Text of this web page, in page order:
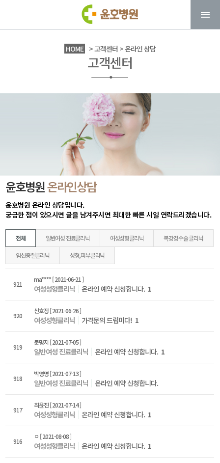
HOME > 고객센터 > 온라인 상담
고객센터
윤호병원온라인상담
윤호병원 온라인 상담입니다.
궁금한 점이 있으시면 글을 남겨주시면 최대한 빠른 시일 연락드리겠습니다.
전체 일반여성 진료클리닉 여성성형클리닉 복강경수술 클리닉
임신중절클리닉 성형,피부클리닉
921
ma****[ 2021-06-21 ]
여성성형클리닉 온라인 예약 신청합니다. 1
920
신호정[ 2021-06-26 ]
여성성형클리닉 가격문의 드립미다! 1
919
문명지 [ 2021-07-05 ]
일반여성 진료클리닉 온라인 예약 신청합니다. 1
918
박영명[ 2021-07-13 ]
일반여성 진료클리닉 온라인 예약 신청합니다.
917
최윤진[ 2021-07-14 ]
여성성형클리닉 온라인 예약 신청합니다. 1
916
ㅇ [ 2021-08-08 ]
여성성형클리닉 온라인 예약 신청합니다. 1